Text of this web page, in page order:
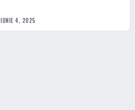
IUNIE 4, 2025